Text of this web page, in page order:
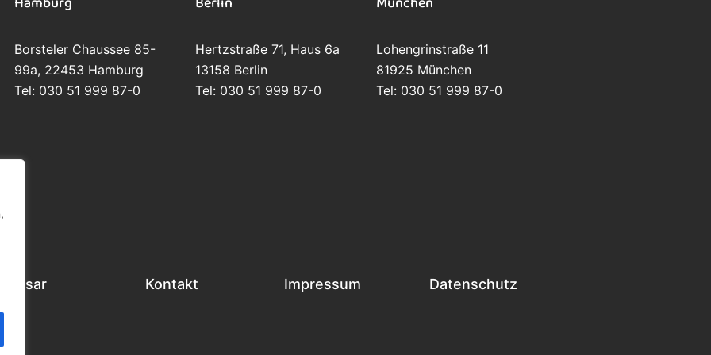
Borsteler Chaussee 85-
99a, 22453 Hamburg
Tel: 030 51 999 87-0
Hertzstraße 71, Haus 6a
13158 Berlin
Tel: 030 51 999 87-0
Lohengrinstraße 11
81925 München
Tel: 030 51 999 87-0
Glossar Kontakt Impressum Datenschutz